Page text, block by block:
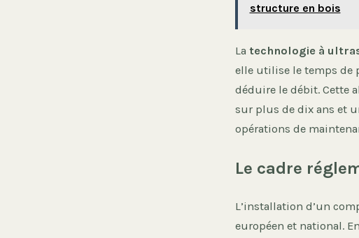
structure en bois
La technologie à
elle utilise le temps de
déduire le débit. Cette
sur plus de dix ans et
opérations de
Le cadre
L’installation d’un
européen et national.